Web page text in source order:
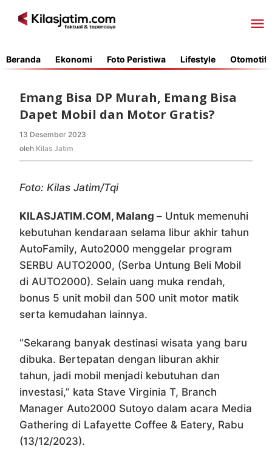
Beranda Ekonomi Foto Peristiwa Lifestyle Otomotif
Emang Bisa DP Murah, Emang Bisa
Dapet Mobil dan Motor Gratis?
13 Desember 2023
oleh Kilas Jatim
Foto: Kilas Jatim/Tqi
KILASJATIM.COM, Malang – Untuk memenuhi
kebutuhan kendaraan selama libur akhir tahun
AutoFamily, Auto2000 menggelar program
SERBU AUTO2000, (Serba Untung Beli Mobil
di AUTO2000). Selain uang muka rendah,
bonus 5 unit mobil dan 500 unit motor matik
serta kemudahan lainnya.
“Sekarang banyak destinasi wisata yang baru
dibuka. Bertepatan dengan liburan akhir
tahun, jadi mobil menjadi kebutuhan dan
investasi,” kata Stave Virginia T, Branch
Manager Auto2000 Sutoyo dalam acara Media
Gathering di Lafayette Coffee & Eatery, Rabu
(13/12/2023).